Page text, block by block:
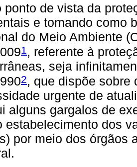
ponto de vista da
e tomando como
do Meio Ambiente
1 , referente à
seja
2, que dispõe sobre
urgente de
alguns gargalos de
estabelecimento dos
por meio dos órgãos